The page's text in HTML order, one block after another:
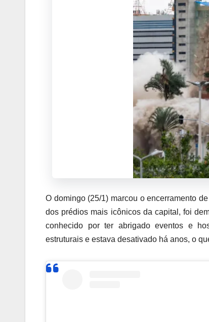
O domingo (25/1) marcou o encerramento
dos prédios mais icônicos da capital, foi
conhecido por ter abrigado eventos e
estruturais e estava desativado há anos, o